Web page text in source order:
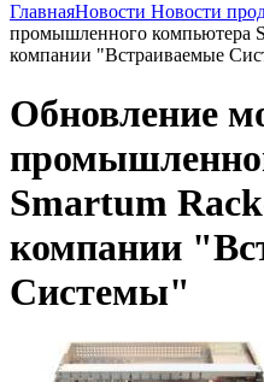
ГлавнаяНовости Новости
промышленного компьютера
компании "Встраиваемые
Обновление
Smartum
компании
Системы"